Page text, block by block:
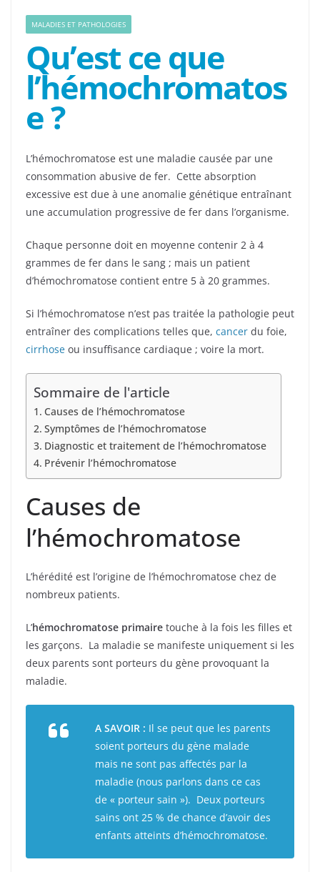
MALADIES ET PATHOLOGIES
Qu’est ce que
l’hémochromatos
e ?
L’hémochromatose est une maladie causée par une
consommation abusive de fer. Cette absorption
excessive est due à une anomalie génétique entraînant
une accumulation progressive de fer dans l’organisme.
Chaque personne doit en moyenne contenir 2 à 4
grammes de fer dans le sang ; mais un patient
d’hémochromatose contient entre 5 à 20 grammes.
Si l’hémochromatose n’est pas traitée la pathologie peut
entraîner des complications telles que, cancer du foie,
cirrhose ou insuffisance cardiaque ; voire la mort.
Sommaire de l'article
Causes de l’hémochromatose
Symptômes de l’hémochromatose
Diagnostic et traitement de l’hémochromatose
Prévenir l’hémochromatose
Causes de
l’hémochromatose
L’hérédité est l’origine de l’hémochromatose chez de
nombreux patients.
L’hémochromatose primaire touche à la fois les filles et
les garçons. La maladie se manifeste uniquement si les
deux parents sont porteurs du gène provoquant la
maladie.
A SAVOIR : Il se peut que les parents
soient porteurs du gène malade
mais ne sont pas affectés par la
maladie (nous parlons dans ce cas
de « porteur sain »). Deux porteurs
sains ont 25 % de chance d’avoir des
enfants atteints d’hémochromatose.